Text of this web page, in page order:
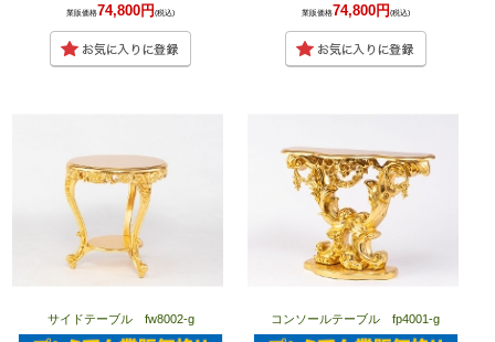
業販価格74,800円(税込) 業販価格74,800円 (税込)
サイドテーブル fw8002-g コンソールテーブル fp4001-g